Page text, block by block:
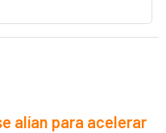
alían para acelerar